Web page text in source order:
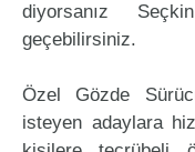
diyorsanız
geçebilirsiniz.
Özel Gözde
isteyen adaylara